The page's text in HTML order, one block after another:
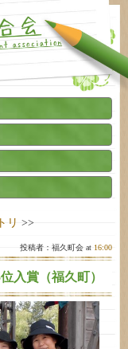
リ >>
投稿者：福久町会 at 16:00
入賞（福久町）